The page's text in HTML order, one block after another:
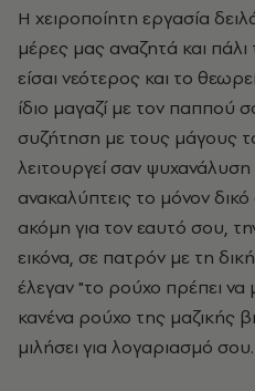
Η χειροποίητη εργασία δειλά αλλά σταθερά, στις
μέρες μας αναζητά και πάλι
είσαι νεότερος και το
ίδιο μαγαζί με τον παππού
συζήτηση με τους μάγους
λειτουργεί σαν
ανακαλύπτεις το μόνον
ακόμη για τον εαυτό σου,
εικόνα, σε πατρόν με τη
έλεγαν "το ρούχο πρέπει να
κανένα ρούχο της μαζικής
μιλήσει για λογαριασμό σου.